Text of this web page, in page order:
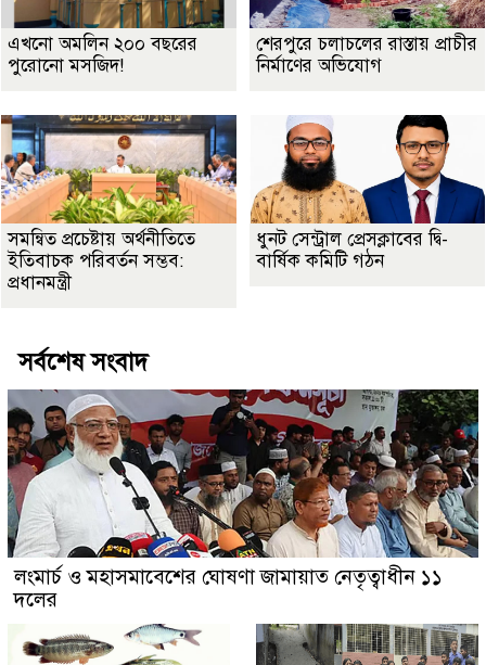
এখনো অমলিন ২০০ বছরের
পুরোনো মসজিদ!
শেরপুরে চলাচলের রাস্তায় প্রাচীর
নির্মাণের অভিযোগ
সমন্বিত প্রচেষ্টায় অর্থনীতিতে
ইতিবাচক পরিবর্তন সম্ভব:
প্রধানমন্ত্রী
ধুনট সেন্ট্রাল প্রেসক্লাবের দ্বি-
বার্ষিক কমিটি গঠন
সর্বশেষ সংবাদ
লংমার্চ ও মহাসমাবেশের ঘোষণা জামায়াত নেতৃত্বাধীন ১১
দলের